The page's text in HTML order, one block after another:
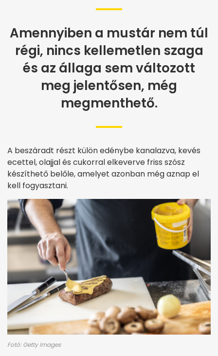
Amennyiben a mustár nem túl
régi, nincs kellemetlen szaga
és az állaga sem változott
meg jelentősen, még
megmenthető.
A beszáradt részt külön edénybe kanalazva, kevés
ecettel, olajjal és cukorral elkeverve friss szósz
készíthető belőle, amelyet azonban még aznap el
kell fogyasztani.
Fotó: Getty Images